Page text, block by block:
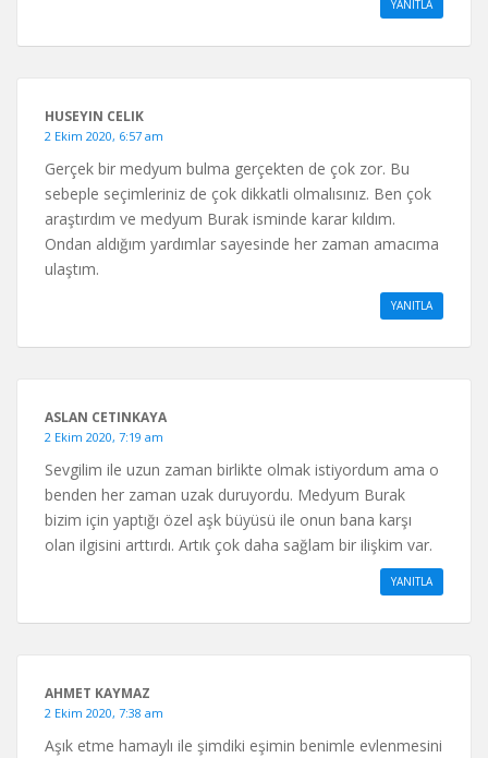
YANITLA
HUSEYIN CELIK
2 Ekim 2020, 6:57 am
Gerçek bir medyum bulma gerçekten de çok zor. Bu
sebeple seçimleriniz de çok dikkatli olmalısınız. Ben çok
araştırdım ve medyum Burak isminde karar kıldım.
Ondan aldığım yardımlar sayesinde her zaman amacıma
ulaştım.
YANITLA
ASLAN CETINKAYA
2 Ekim 2020, 7:19 am
Sevgilim ile uzun zaman birlikte olmak istiyordum ama o
benden her zaman uzak duruyordu. Medyum Burak
bizim için yaptığı özel aşk büyüsü ile onun bana karşı
olan ilgisini arttırdı. Artık çok daha sağlam bir ilişkim var.
YANITLA
AHMET KAYMAZ
2 Ekim 2020, 7:38 am
Aşık etme hamaylı ile şimdiki eşimin benimle evlenmesini